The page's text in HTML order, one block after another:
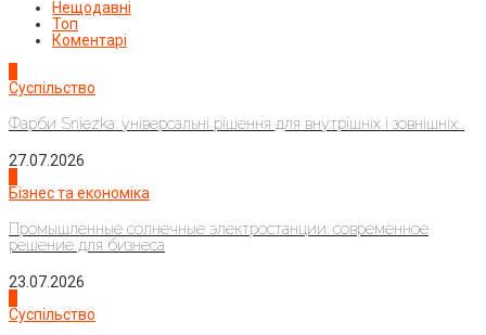
Нещодавні
Топ
Коментарі
Суспільство
Фарби Sniezka: універсальні рішення для внутрішніх і зовнішніх...
27.07.2026
Бізнес та економіка
Промышленные солнечные электростанции: современное
решение для бизнеса
23.07.2026
Суспільство